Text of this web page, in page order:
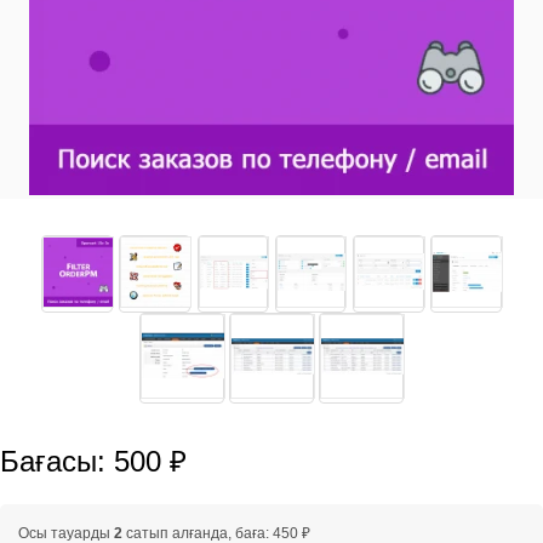
Бағасы: 500 ₽
Осы тауарды 2 сатып алғанда, баға: 450 ₽